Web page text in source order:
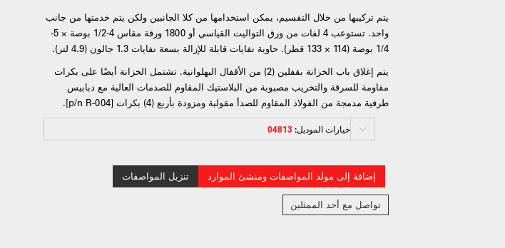
يتم تركيبها من خلال التقسيم، يمكن استخدامها من كلا الجانبين ولكن يتم خدمتها من جانب
واحد. تستوعب 4 لفات من ورق التواليت القياسي أو 1800 ورقة مقاس 4-1/2 بوصة × 5-
1/4 بوصة (114 × 133 قطر). حاوية نفايات قابلة للإزالة بسعة نفايات 1.3 جالون (4.9 لتر).
يتم إغلاق باب الخزانة بقفلين (2) من الأقفال البهلوانية. تشتمل الخزانة أيضًا على بكرات
مقاومة للسرقة والتخريب مصبوبة من البلاستيك المقاوم للصدمات العالية مع دبابيس
طرفية مدمجة من الفولاذ المقاوم للصدأ مقولبة ومزودة بأربع (4) بكرات [p/n R-004].
خيارات الموديل: 04813
إضافة إلى مولد المواصفات ومنشئ الموارد تنزيل المواصفات
تواصل مع أحد الممثلين